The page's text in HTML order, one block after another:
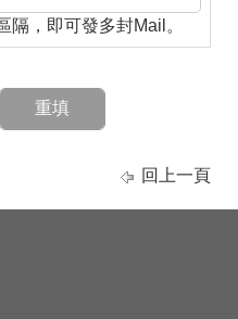
隔，即可發多封Mail。
回上一頁